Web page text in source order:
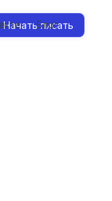
Блог
Начать писать